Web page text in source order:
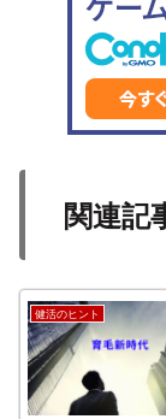
関連記
健活のヒント